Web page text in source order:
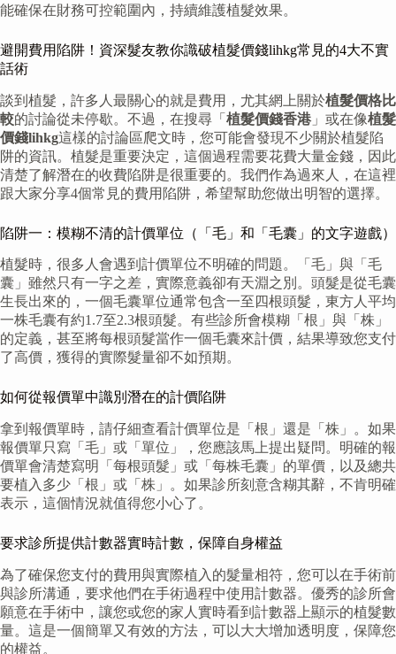
能確保在財務可控範圍內，持續維護植髮效果。
避開費用陷阱！資深髮友教你識破植髮價錢lihkg常見的4大不實
話術
談到植髮，許多人最關心的就是費用，尤其網上關於植髮價格比
較的討論從未停歇。不過，在搜尋「 植髮價錢香港」或在像植髮
價錢lihkg這樣的討論區爬文時，您可能會發現不少關於植髮陷
阱的資訊。植髮是重要決定，這個過程需要花費大量金錢，因此
清楚了解潛在的收費陷阱是很重要的。我們作為過來人，在這裡
跟大家分享4個常見的費用陷阱，希望幫助您做出明智的選擇。
陷阱一：模糊不清的計價單位（「毛」和「毛囊」的文字遊戲）
植髮時，很多人會遇到計價單位不明確的問題。「毛」與「毛
囊」雖然只有一字之差，實際意義卻有天淵之別。頭髮是從毛囊
生長出來的，一個毛囊單位通常包含一至四根頭髮，東方人平均
一株毛囊有約1.7至2.3根頭髮。有些診所會模糊「根」與「株」
的定義，甚至將每根頭髮當作一個毛囊來計價，結果導致您支付
了高價，獲得的實際髮量卻不如預期。
如何從報價單中識別潛在的計價陷阱
拿到報價單時，請仔細查看計價單位是「根」還是「株」。如果
報價單只寫「毛」或「單位」，您應該馬上提出疑問。明確的報
價單會清楚寫明「每根頭髮」或「每株毛囊」的單價，以及總共
要植入多少「根」或「株」。如果診所刻意含糊其辭，不肯明確
表示，這個情況就值得您小心了。
要求診所提供計數器實時計數，保障自身權益
為了確保您支付的費用與實際植入的髮量相符，您可以在手術前
與診所溝通，要求他們在手術過程中使用計數器。優秀的診所會
願意在手術中，讓您或您的家人實時看到計數器上顯示的植髮數
量。這是一個簡單又有效的方法，可以大大增加透明度，保障您
的權益。